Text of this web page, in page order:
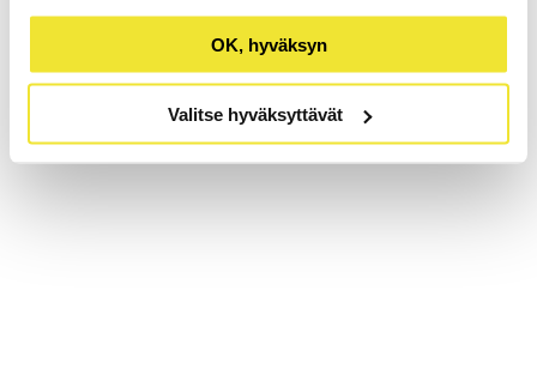
OK, hyväksyn
Valitse hyväksyttävät